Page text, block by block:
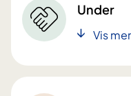
Under
Vis mer